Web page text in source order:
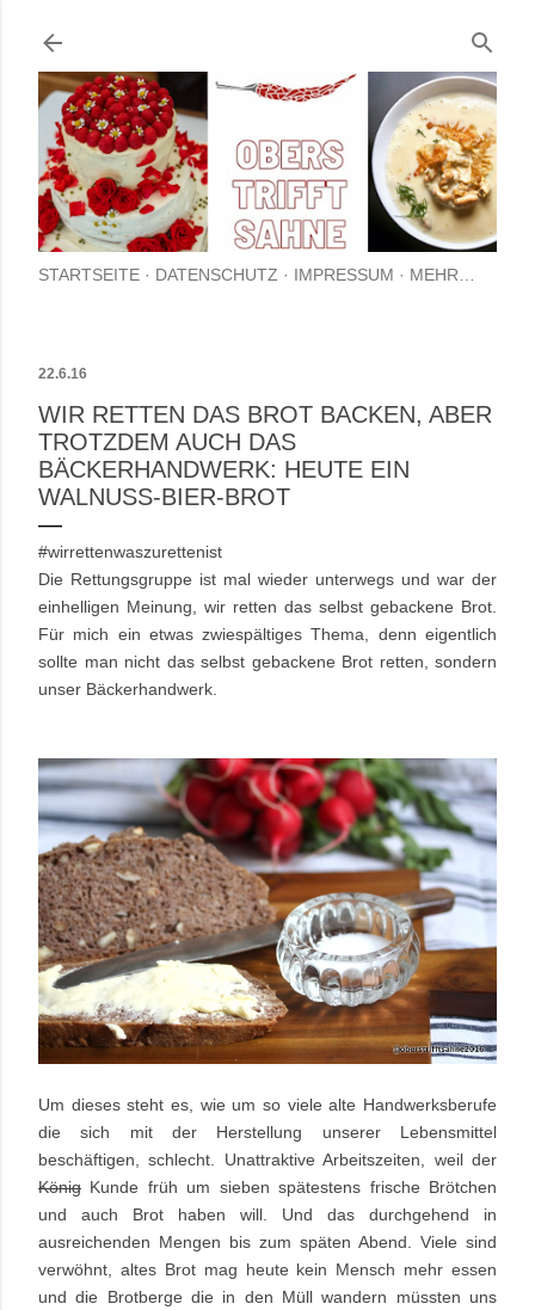
Direkt zum
STARTSEITE DATENSCHUTZ IMPRESSUM MEHR…
22.6.16
WIR RETTEN DAS BROT BACKEN, ABER
TROTZDEM AUCH DAS
BÄCKERHANDWERK: HEUTE EIN
WALNUSS-BIER-BROT
#wirrettenwaszurettenist
Die Rettungsgruppe ist mal wieder unterwegs und war der
einhelligen Meinung, wir retten das selbst gebackene Brot.
Für mich ein etwas zwiespältiges Thema, denn eigentlich
sollte man nicht das selbst gebackene Brot retten, sondern
unser Bäckerhandwerk.
Um dieses steht es, wie um so viele alte Handwerksberufe
die sich mit der Herstellung unserer Lebensmittel
beschäftigen, schlecht. Unattraktive Arbeitszeiten, weil der
König Kunde früh um sieben spätestens frische Brötchen
und auch Brot haben will. Und das durchgehend in
ausreichenden Mengen bis zum späten Abend. Viele sind
verwöhnt, altes Brot mag heute kein Mensch mehr essen
und die Brotberge die in den Müll wandern müssten uns